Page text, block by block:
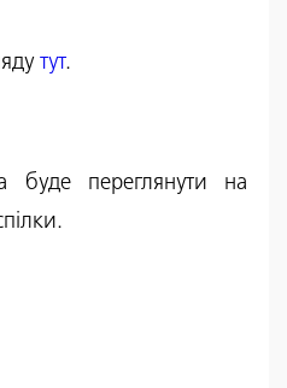
тут.
буде переглянути на